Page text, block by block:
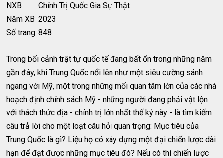
NXB
Chính Trị Quốc Gia Sự Thật
Năm XB 2023
Số trang 848
Trong bối cảnh trật tự quốc tế đang bất ổn trong những năm
gần đây, khi Trung Quốc nổi lên như một siêu cường sánh
ngang với Mỹ, một trong những mối quan tâm lớn của các nhà
hoạch định chính sách Mỹ - những người đang phải vật lộn
với thách thức địa - chính trị lớn nhất thế kỷ này - là tìm kiếm
câu trả lời cho một loạt câu hỏi quan trọng: Mục tiêu của
Trung Quốc là gì? Liệu họ có xây dựng một đại chiến lược dài
hạn để đạt được những mục tiêu đó? Nếu có thì chiến lược